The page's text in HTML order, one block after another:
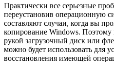
Практически все серьезные
переустановив операционную
составляют случаи, когда вы
копирование Windows. Поэтому
рукой загрузочный диск или
можно будет использовать для
восстановления имеющей